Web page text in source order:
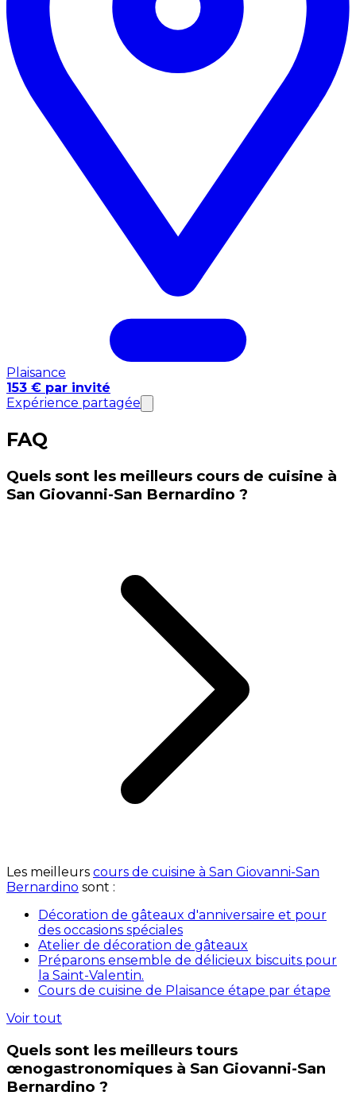
Plaisance
153 € par invité
Expérience partagée
FAQ
Quels sont les meilleurs cours de cuisine à
San Giovanni-San Bernardino ?
Les meilleurs cours de cuisine à San Giovanni-San
Bernardino sont :
Décoration de gâteaux d'anniversaire et pour
des occasions spéciales
Atelier de décoration de gâteaux
Préparons ensemble de délicieux biscuits pour
la Saint-Valentin.
Cours de cuisine de Plaisance étape par étape
Voir tout
Quels sont les meilleurs tours
œnogastronomiques à San Giovanni-San
Bernardino ?